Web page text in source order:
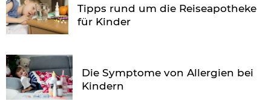
Tipps rund um die Reiseapotheke
für Kinder
Die Symptome von Allergien bei
Kindern